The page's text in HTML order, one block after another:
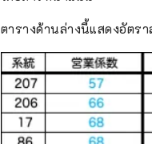
ตารางด้านล่างนี้แสดงอัตร